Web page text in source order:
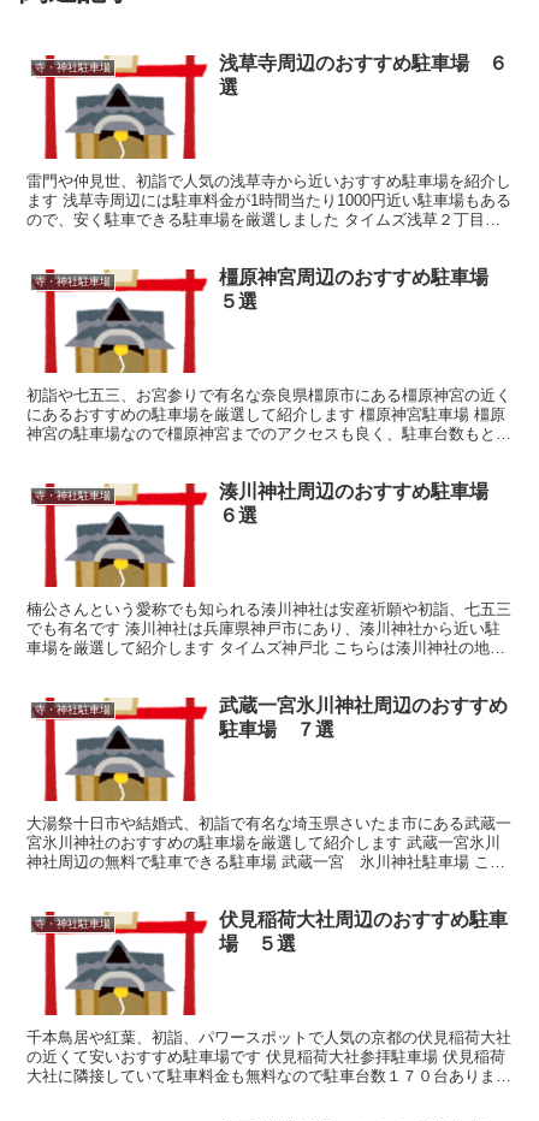
寺・神社駐車場
浅草寺周辺のおすすめ駐車場 ６
選
雷門や仲見世、初詣で人気の浅草寺から近いおすすめ駐車場を紹介し
ます 浅草寺周辺には駐車料金が1時間当たり1000円近い駐車場もある
ので、安く駐車できる駐車場を厳選しました タイムズ浅草２丁目第
寺・神社駐車場
橿原神宮周辺のおすすめ駐車場
５選
初詣や七五三、お宮参りで有名な奈良県橿原市にある橿原神宮の近く
にあるおすすめの駐車場を厳選して紹介します 橿原神宮駐車場 橿原
神宮の駐車場なので橿原神宮までのアクセスも良く、駐車台数もとて
寺・神社駐車場
湊川神社周辺のおすすめ駐車場
６選
楠公さんという愛称でも知られる湊川神社は安産祈願や初詣、七五三
でも有名です 湊川神社は兵庫県神戸市にあり、湊川神社から近い駐
車場を厳選して紹介します タイムズ神戸北 こちらは湊川神社の地下
寺・神社駐車場
武蔵一宮氷川神社周辺のおすすめ
駐車場 ７選
大湯祭十日市や結婚式、初詣で有名な埼玉県さいたま市にある武蔵一
宮氷川神社のおすすめの駐車場を厳選して紹介します 武蔵一宮氷川
神社周辺の無料で駐車できる駐車場 武蔵一宮 氷川神社駐車場 こち
寺・神社駐車場
伏見稲荷大社周辺のおすすめ駐車
場 ５選
千本鳥居や紅葉、初詣、パワースポットで人気の京都の伏見稲荷大社
の近くて安いおすすめ駐車場です 伏見稲荷大社参拝駐車場 伏見稲荷
大社に隣接していて駐車料金も無料なので駐車台数１７０台あります